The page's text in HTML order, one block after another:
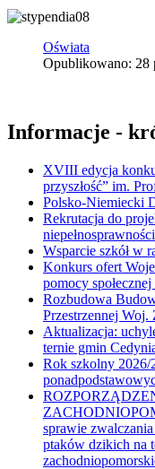
Oświata
Opublikowano: 28
Informacje -
XVIII edycja
przyszłość” im.
Polsko-Niemiecki
Rekrutacja do
Wsparcie szkół w
Konkurs ofert
pomocy
Rozbudowa
Przestrzennej
Aktualizacja:
ternie gmin
Rok szkolny 2026/
sprawie
ptaków dzikich na